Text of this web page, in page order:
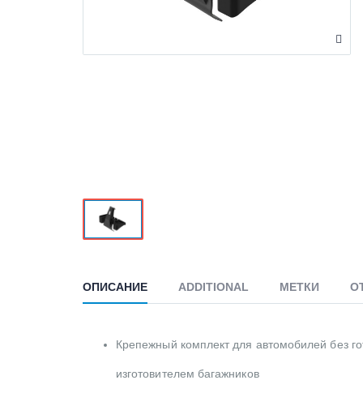
ОПИСАНИЕ ADDITIONAL МЕТКИ
Крепежный комплект для автомобилей без
изготовителем багажников